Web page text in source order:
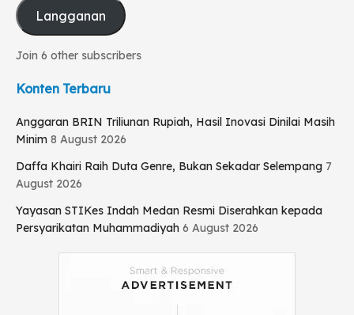
Langganan
Join 6 other subscribers
Konten Terbaru
Anggaran BRIN Triliunan Rupiah, Hasil Inovasi Dinilai Masih
Minim 8 August 2026
Daffa Khairi Raih Duta Genre, Bukan Sekadar Selempang 7
August 2026
Yayasan STIKes Indah Medan Resmi Diserahkan kepada
Persyarikatan Muhammadiyah 6 August 2026